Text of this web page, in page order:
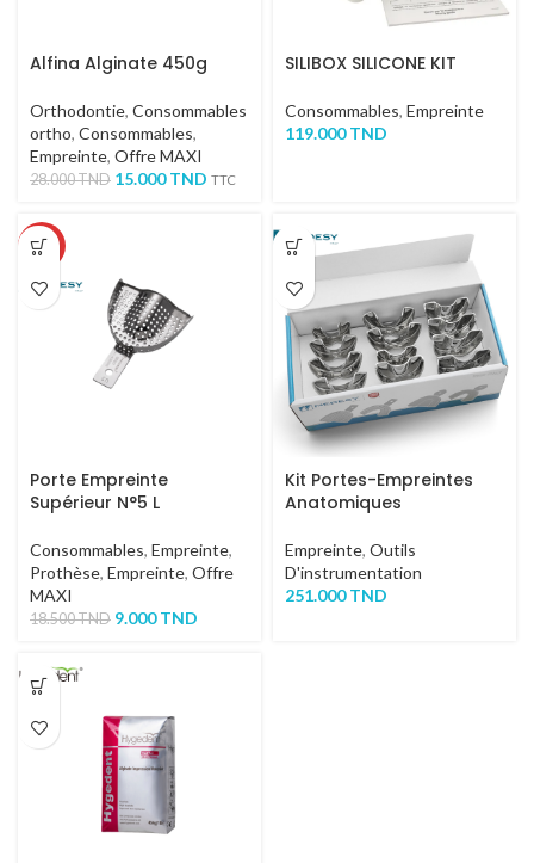
Alfina Alginate 450g
Orthodontie, Consommables
ortho, Consommables,
Empreinte, Offre MAXI
28.000TND 15.000TND TTC
SILIBOX SILICONE KIT
Consommables, Empreinte
119.000TND
-51%
Porte Empreinte
Supérieur N°5 L
Consommables, Empreinte,
Prothèse, Empreinte, Offre
MAXI
18.500TND 9.000TND
Kit Portes-Empreintes
Anatomiques
Empreinte, Outils
D'instrumentation
251.000TND